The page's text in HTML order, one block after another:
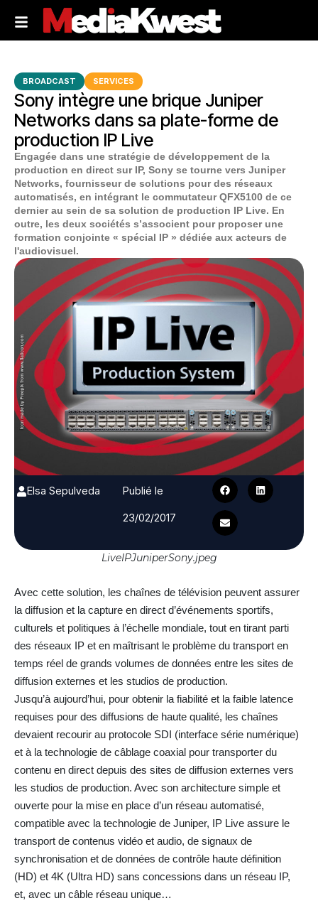
BROADCAST SERVICES
Sony intègre une brique Juniper
Networks dans sa plate-forme de
production IP Live
Engagée dans une stratégie de développement de la
production en direct sur IP, Sony se tourne vers Juniper
Networks, fournisseur de solutions pour des réseaux
automatisés, en intégrant le commutateur QFX5100 de ce
dernier au sein de sa solution de production IP Live. En
outre, les deux sociétés s’associent pour proposer une
formation conjointe « spécial IP » dédiée aux acteurs de
l'audiovisuel.
Elsa Sepulveda
Publié le
23/02/2017
LiveIPJuniperSony.jpeg
Avec cette solution, les chaînes de télévision peuvent assurer
la diffusion et la capture en direct d’événements sportifs,
culturels et politiques à l’échelle mondiale, tout en tirant parti
des réseaux IP et en maîtrisant le problème du transport en
temps réel de grands volumes de données entre les sites de
diffusion externes et les studios de production.
Jusqu’à aujourd’hui, pour obtenir la fiabilité et la faible latence
requises pour des diffusions de haute qualité, les chaînes
devaient recourir au protocole SDI (interface série numérique)
et à la technologie de câblage coaxial pour transporter du
contenu en direct depuis des sites de diffusion externes vers
les studios de production. Avec son architecture simple et
ouverte pour la mise en place d’un réseau automatisé,
compatible avec la technologie de Juniper, IP Live assure le
transport de contenus vidéo et audio, de signaux de
synchronisation et de données de contrôle haute définition
(HD) et 4K (Ultra HD) sans concessions dans un réseau IP,
et, avec un câble réseau unique…